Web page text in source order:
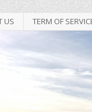
US TERM OF